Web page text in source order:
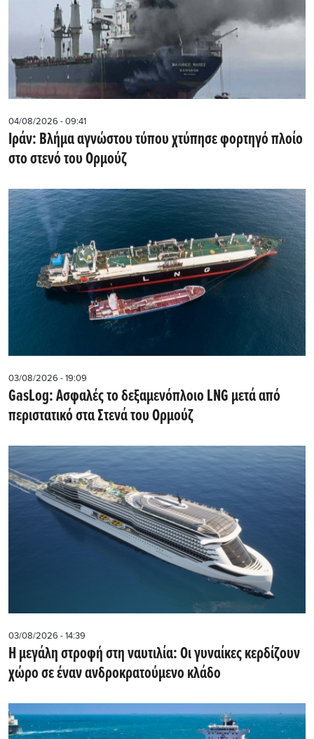
04/08/2026 - 09:41
Ιράν: Βλήμα αγνώστου τύπου χτύπησε φορτηγό πλοίο
στο στενό του Ορμούζ
03/08/2026 - 19:09
GasLog: Ασφαλές το δεξαμενόπλοιο LNG μετά από
περιστατικό στα Στενά του Ορμούζ
03/08/2026 - 14:39
Η μεγάλη στροφή στη ναυτιλία: Οι γυναίκες κερδίζουν
χώρο σε έναν ανδροκρατούμενο κλάδο